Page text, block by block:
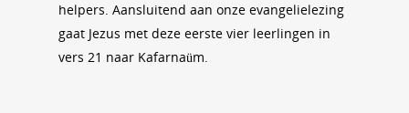
helpers. Aansluitend aan onze evangelielezing
gaat Jezus met deze eerste vier leerlingen in
vers 21 naar Kafarnaüm.